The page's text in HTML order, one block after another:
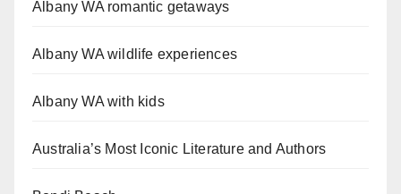
Albany WA romantic getaways
Albany WA wildlife experiences
Albany WA with kids
Australia’s Most Iconic Literature and Authors